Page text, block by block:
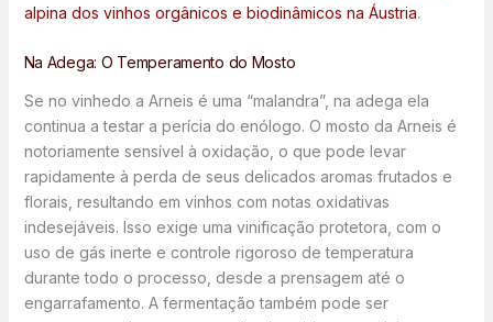
alpina dos vinhos orgânicos e biodinâmicos na Áustria.
Na Adega: O Temperamento do Mosto
Se no vinhedo a Arneis é uma “malandra”, na adega ela
continua a testar a perícia do enólogo. O mosto da Arneis é
notoriamente sensível à oxidação, o que pode levar
rapidamente à perda de seus delicados aromas frutados e
florais, resultando em vinhos com notas oxidativas
indesejáveis. Isso exige uma vinificação protetora, com o
uso de gás inerte e controle rigoroso de temperatura
durante todo o processo, desde a prensagem até o
engarrafamento. A fermentação também pode ser